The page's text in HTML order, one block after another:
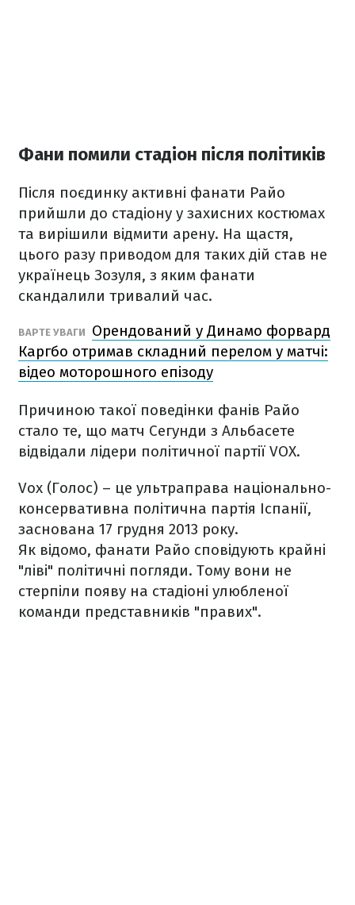
Фани помили стадіон після політиків
Після поєдинку активні фанати Райо
прийшли до стадіону у захисних костюмах
та вирішили відмити арену. На щастя,
цього разу приводом для таких дій став не
українець Зозуля, з яким фанати
скандалили тривалий час.
ВАРТЕ УВАГИ
Орендований у Динамо форвард
Каргбо отримав складний перелом у матчі:
відео моторошного епізоду
Причиною такої поведінки фанів Райо
стало те, що матч Сегунди з Альбасете
відвідали лідери політичної партії VOX.
Vox (Голос) – це ультраправа національно-
консервативна політична партія Іспанії,
заснована 17 грудня 2013 року.
Як відомо, фанати Райо сповідують крайні
"ліві" політичні погляди. Тому вони не
стерпіли появу на стадіоні улюбленої
команди представників "правих".